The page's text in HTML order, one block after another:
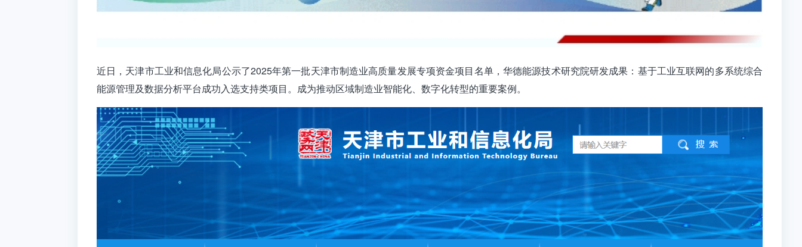
近日，天津市工业和信息化局公示了2025年第一批天津市制造业高质量发展专项资金项目名单， 华德能源技术研究院研发成果：基于工业互联网的多系统综合
能源管理及数据分析平台成功入选支持类项目。 成为推动区域制造业智能化、数字化转型的重要案例。